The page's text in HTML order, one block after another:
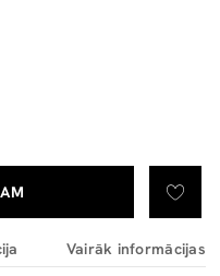
Vairāk informācijas